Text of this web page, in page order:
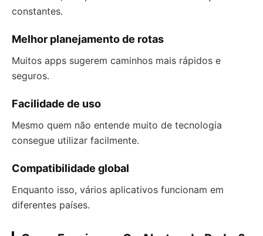
constantes.
Melhor planejamento de rotas
Muitos apps sugerem caminhos mais rápidos e
seguros.
Facilidade de uso
Mesmo quem não entende muito de tecnologia
consegue utilizar facilmente.
Compatibilidade global
Enquanto isso, vários aplicativos funcionam em
diferentes países.